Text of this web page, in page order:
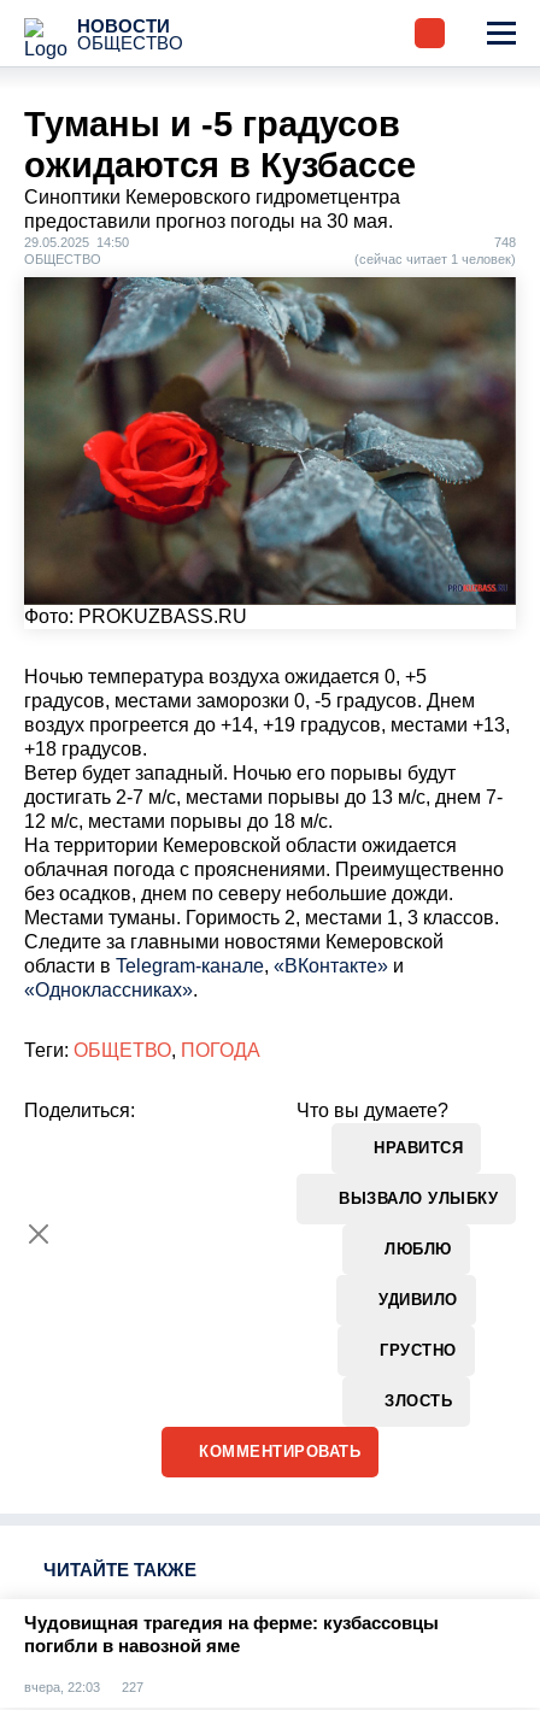
НОВОСТИ
ОБЩЕСТВО
Туманы и -5 градусов
ожидаются в Кузбассе
Синоптики Кемеровского гидрометцентра
предоставили прогноз погоды на 30 мая.
29.05.2025 14:50
ОБЩЕСТВО
748
(сейчас читает 1 человек)
Фото: PROKUZBASS.RU
Ночью температура воздуха ожидается 0, +5
градусов, местами заморозки 0, -5 градусов. Днем
воздух прогреется до +14, +19 градусов, местами +13,
+18 градусов.
Ветер будет западный. Ночью его порывы будут
достигать 2-7 м/с, местами порывы до 13 м/с, днем 7-
12 м/с, местами порывы до 18 м/с.
На территории Кемеровской области ожидается
облачная погода с прояснениями. Преимущественно
без осадков, днем по северу небольшие дожди.
Местами туманы. Горимость 2, местами 1, 3 классов.
Cледите за главными новостями Кемеровской
области в Telegram-канале, «ВКонтакте» и
«Одноклассниках».
Теги: ОБЩЕТВО, ПОГОДА
Что вы думаете?
НРАВИТСЯ
ВЫЗВАЛО УЛЫБКУ
ЛЮБЛЮ
УДИВИЛО
ГРУСТНО
ЗЛОСТЬ
Поделиться:
КОММЕНТИРОВАТЬ
ЧИТАЙТЕ ТАКЖЕ
Чудовищная трагедия на ферме: кузбассовцы
погибли в навозной яме
вчера, 22:03 227